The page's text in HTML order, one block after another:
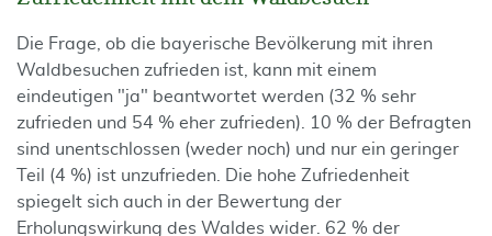
Die Frage, ob die bayerische Bevölkerung mit ihren
Waldbesuchen zufrieden ist, kann mit einem
eindeutigen "ja" beantwortet werden (32 % sehr
zufrieden und 54 % eher zufrieden). 10 % der Befragten
sind unentschlossen (weder noch) und nur ein geringer
Teil (4 %) ist unzufrieden. Die hohe Zufriedenheit
spiegelt sich auch in der Bewertung der
Erholungswirkung des Waldes wider. 62 % der